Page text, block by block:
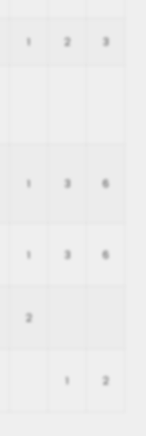
1 2 3
1 3 6
1 3 6
2
1 2